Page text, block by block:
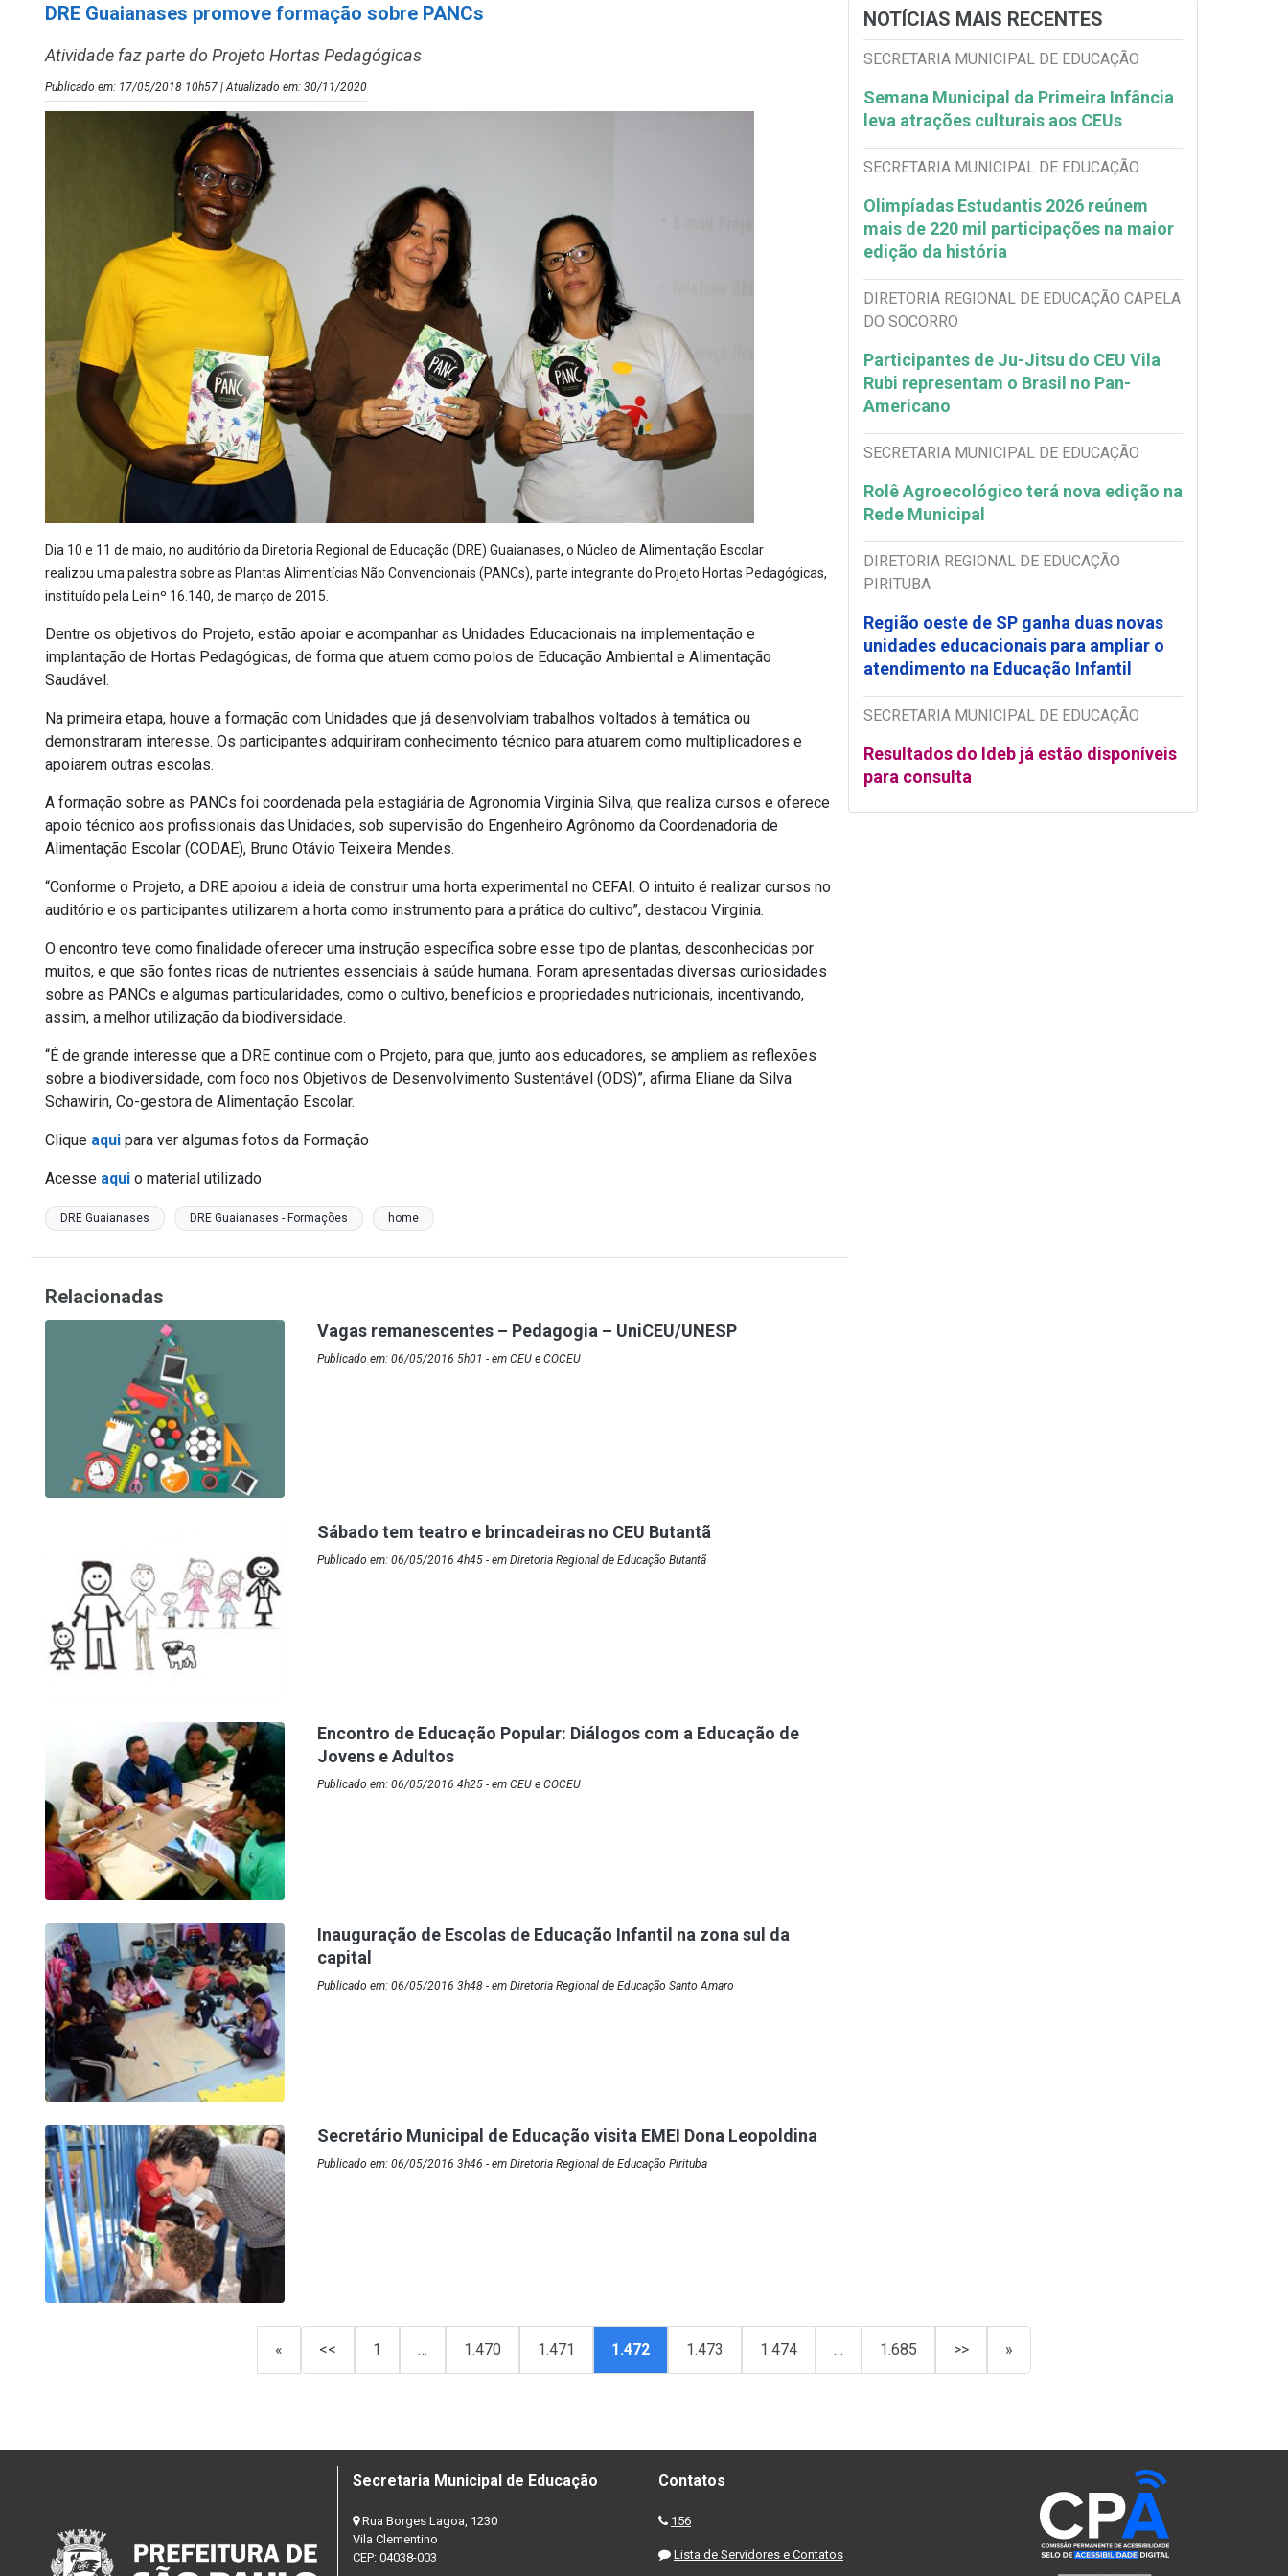
DRE Guaianases promove formação sobre PANCs
Atividade faz parte do Projeto Hortas Pedagógicas
Publicado em: 17/05/2018 10h57 | Atualizado em: 30/11/2020
Dia 10 e 11 de maio, no auditório da Diretoria Regional de Educação (DRE) Guaianases, o Núcleo de Alimentação Escolar
realizou uma palestra sobre as Plantas Alimentícias Não Convencionais (PANCs), parte integrante do Projeto Hortas Pedagógicas,
instituído pela Lei nº 16.140, de março de 2015.
Dentre os objetivos do Projeto, estão apoiar e acompanhar as Unidades Educacionais na implementação e
implantação de Hortas Pedagógicas, de forma que atuem como polos de Educação Ambiental e Alimentação
Saudável.
Na primeira etapa, houve a formação com Unidades que já desenvolviam trabalhos voltados à temática ou
demonstraram interesse. Os participantes adquiriram conhecimento técnico para atuarem como multiplicadores e
apoiarem outras escolas.
A formação sobre as PANCs foi coordenada pela estagiária de Agronomia Virginia Silva, que realiza cursos e oferece
apoio técnico aos profissionais das Unidades, sob supervisão do Engenheiro Agrônomo da Coordenadoria de
Alimentação Escolar (CODAE), Bruno Otávio Teixeira Mendes.
“Conforme o Projeto, a DRE apoiou a ideia de construir uma horta experimental no CEFAI. O intuito é realizar cursos no
auditório e os participantes utilizarem a horta como instrumento para a prática do cultivo”, destacou Virginia.
O encontro teve como finalidade oferecer uma instrução específica sobre esse tipo de plantas, desconhecidas por
muitos, e que são fontes ricas de nutrientes essenciais à saúde humana. Foram apresentadas diversas curiosidades
sobre as PANCs e algumas particularidades, como o cultivo, benefícios e propriedades nutricionais, incentivando,
assim, a melhor utilização da biodiversidade.
“É de grande interesse que a DRE continue com o Projeto, para que, junto aos educadores, se ampliem as reflexões
sobre a biodiversidade, com foco nos Objetivos de Desenvolvimento Sustentável (ODS)”, afirma Eliane da Silva
Schawirin, Co-gestora de Alimentação Escolar.
Clique aqui para ver algumas fotos da Formação
Acesse aqui o material utilizado
DRE Guaianases DRE Guaianases - Formações home
NOTÍCIAS MAIS RECENTES
SECRETARIA MUNICIPAL DE EDUCAÇÃO
Semana Municipal da Primeira Infância
leva atrações culturais aos CEUs
SECRETARIA MUNICIPAL DE EDUCAÇÃO
Olimpíadas Estudantis 2026 reúnem
mais de 220 mil participações na maior
edição da história
DIRETORIA REGIONAL DE EDUCAÇÃO CAPELA
DO SOCORRO
Participantes de Ju-Jitsu do CEU Vila
Rubi representam o Brasil no Pan-
Americano
SECRETARIA MUNICIPAL DE EDUCAÇÃO
Rolê Agroecológico terá nova edição na
Rede Municipal
DIRETORIA REGIONAL DE EDUCAÇÃO
PIRITUBA
Região oeste de SP ganha duas novas
unidades educacionais para ampliar o
atendimento na Educação Infantil
SECRETARIA MUNICIPAL DE EDUCAÇÃO
Resultados do Ideb já estão disponíveis
para consulta
Relacionadas
Vagas remanescentes – Pedagogia – UniCEU/UNESP
Publicado em: 06/05/2016 5h01 - em CEU e COCEU
Sábado tem teatro e brincadeiras no CEU Butantã
Publicado em: 06/05/2016 4h45 - em Diretoria Regional de Educação Butantã
Encontro de Educação Popular: Diálogos com a Educação de
Jovens e Adultos
Publicado em: 06/05/2016 4h25 - em CEU e COCEU
Inauguração de Escolas de Educação Infantil na zona sul da
capital
Publicado em: 06/05/2016 3h48 - em Diretoria Regional de Educação Santo Amaro
Secretário Municipal de Educação visita EMEI Dona Leopoldina
Publicado em: 06/05/2016 3h46 - em Diretoria Regional de Educação Pirituba
« << 1 … 1.470 1.471 1.472 1.473 1.474 … 1.685 >> »
Secretaria Municipal de Educação
Rua Borges Lagoa, 1230
Vila Clementino
CEP: 04038-003
Contatos
156
Lista de Servidores e Contatos